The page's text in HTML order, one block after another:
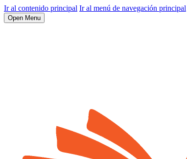
Ir al contenido principal Ir al menú de navegación principal
Open Menu